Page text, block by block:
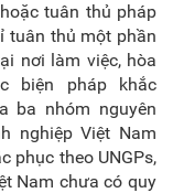
tuân thủ pháp
tuân thủ một phần
nơi làm việc, hòa
biện pháp khắc
ba nhóm nguyên
nghiệp Việt Nam
phục theo UNGPs,
Nam chưa có quy